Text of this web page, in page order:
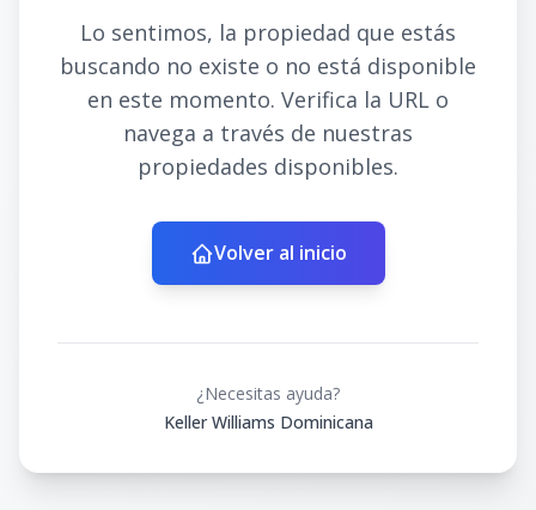
Lo sentimos, la propiedad que estás
buscando no existe o no está disponible
en este momento. Verifica la URL o
navega a través de nuestras
propiedades disponibles.
Volver al inicio
¿Necesitas ayuda?
Keller Williams Dominicana